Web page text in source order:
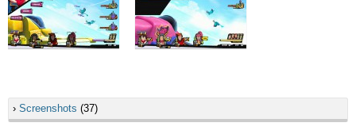
› Screenshots (37)